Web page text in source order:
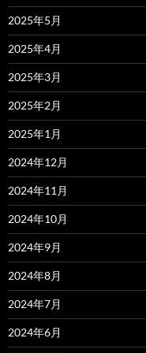
2025年5月
2025年4月
2025年3月
2025年2月
2025年1月
2024年12月
2024年11月
2024年10月
2024年9月
2024年8月
2024年7月
2024年6月